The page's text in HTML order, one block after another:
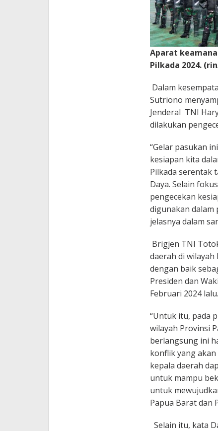
Aparat
Pilkada 2024.
Dalam
Sutriono
Jenderal TNI
dilakukan
“Gelar pasukan
kesiapan kita
Pilkada serentak
Daya. Selain
pengecekan
digunakan dalam
jelasnya dalam
Brigjen TNI
daerah di wilayah
dengan baik
Presiden dan
Februari 2024 lalu.
“Untuk itu, pada
wilayah Provinsi
berlangsung ini
konflik yang
kepala daerah
untuk mampu
untuk
Papua Barat dan
Selain itu, kata